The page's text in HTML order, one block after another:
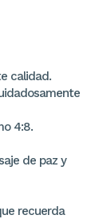
calidad.
4:8.
de paz y
recuerda